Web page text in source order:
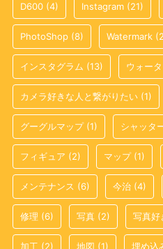
D600 (4) Instagram (21)
PhotoShop (8) Watermark
インスタグラム (13) ウォー
カメラ好きな人と繋がりたい (1)
グーグルマップ(1) シャッタ
フィギュア (2) マップ(1)
メンテナンス (6) 今治 (4)
修理 (6) 写真 (2) 写真好
加工 (2) 地図 (1) 埋め込